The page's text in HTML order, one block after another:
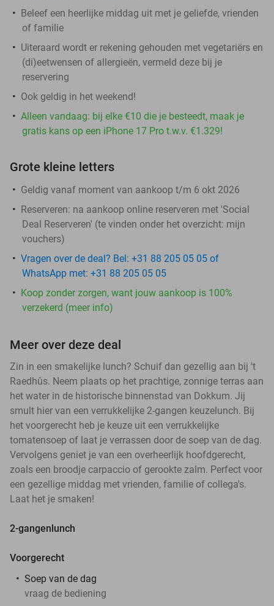
Beleef een heerlijke middag uit met je geliefde, vrienden
of familie
Uiteraard wordt er rekening gehouden met vegetariërs en
(di)eetwensen of allergieën, vermeld deze bij je
reservering
Ook geldig in het weekend!
Alleen vandaag: bij elke €10 die je besteedt, maak je
gratis kans op een iPhone 17 Pro t.w.v. €1.329!
Grote kleine letters
Geldig vanaf moment van aankoop t/m 6 okt 2026
Reserveren: na aankoop online reserveren met 'Social
Deal Reserveren' (te vinden onder het overzicht: mijn
vouchers)
Vragen over de deal? Bel: +31 88 205 05 05 of
WhatsApp met: +31 88 205 05 05
Koop zonder zorgen, want jouw aankoop is 100%
verzekerd (meer info)
Meer over deze deal
Zin in een smakelijke lunch? Schuif dan gezellig aan bij 't
Raedhûs. Neem plaats op het prachtige, zonnige terras aan
het water in de historische binnenstad van Dokkum. Jij
smult hier van een verrukkelijke 2-gangen keuzelunch. Bij
het voorgerecht heb je keuze uit een verrukkelijke
tomatensoep of laat je verrassen door de soep van de dag.
Vervolgens geniet je van een overheerlijk hoofdgerecht,
zoals een broodje carpaccio of gerookte zalm. Perfect voor
een gezellige middag met vrienden, familie of collega's.
Laat het je smaken!
2-gangenlunch
Voorgerecht
Soep van de dag
vraag de bediening